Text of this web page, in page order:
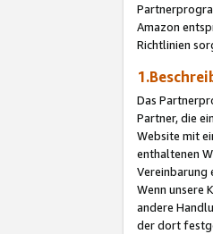
Amazon
Richtlinien
Das
Partner, die
Website mit
enthaltenen
Vereinbarung
Wenn unsere
andere
der dort